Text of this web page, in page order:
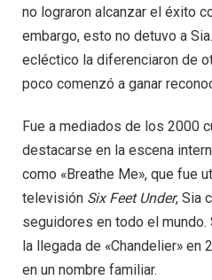
no lograron alcanzar el éxito
embargo, esto no detuvo a
ecléctico la diferenciaron de
poco comenzó a ganar
Fue a mediados de los 2000
destacarse en la escena
como «Breathe Me», que fue
televisión Six Feet Under, Sia
seguidores en todo el mundo.
la llegada de «Chandelier» en
en un nombre familiar.